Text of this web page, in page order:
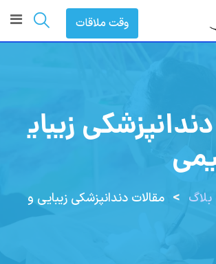
وقت ملاقات
زیبای
بلاگ > مقالات دندانپزشکی زیبایی و